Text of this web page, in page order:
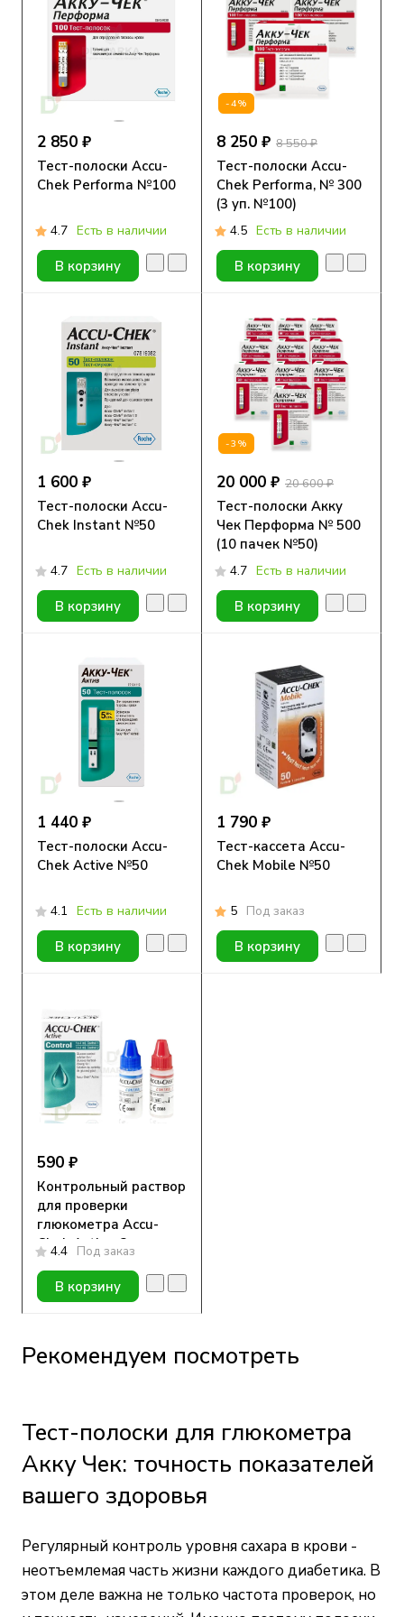
2 850 ₽
Тест-полоски Accu-
Chek Performa №100
4.7 Есть в наличии
В корзину
-4%
8 250 ₽ 8 550 ₽
Тест-полоски Accu-
Chek Performa, № 300
(3 уп. №100)
4.5 Есть в наличии
В корзину
1 600 ₽
Тест-полоски Accu-
Chek Instant №50
4.7 Есть в наличии
В корзину
-3%
20 000 ₽ 20 600 ₽
Тест-полоски Акку
Чек Перформа № 500
(10 пачек №50)
4.7 Есть в наличии
В корзину
1 440 ₽
Тест-полоски Accu-
Chek Active №50
4.1 Есть в наличии
В корзину
1 790 ₽
Тест-кассета Accu-
Chek Mobile №50
5 Под заказ
В корзину
590 ₽
Контрольный раствор
для проверки
глюкометра Accu-
Chek Active, 2
флакона по 4 мл
4.4 Под заказ
В корзину
Рекомендуем посмотреть
Тест-полоски для глюкометра
Акку Чек: точность показателей
вашего здоровья
Регулярный контроль уровня сахара в крови -
неотъемлемая часть жизни каждого диабетика. В
этом деле важна не только частота проверок, но